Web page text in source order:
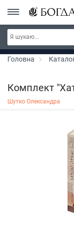
РОЗПРОДАЖ ~ 150 грн
300 грн ~
Головна
Комплект
Шутко Олександра